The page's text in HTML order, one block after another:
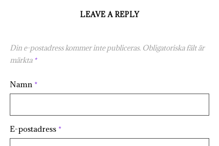
LEAVE A REPLY
Din e-postadress kommer inte publiceras. Obligatoriska fält är
märkta *
Namn *
E-postadress *